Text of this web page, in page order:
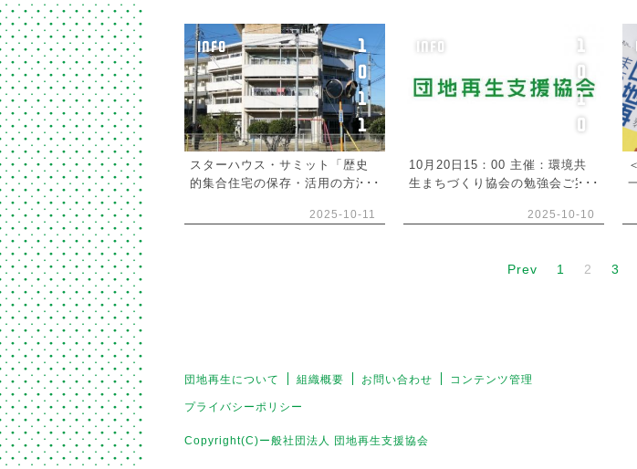
INFO
1
0
1
1
スターハウス・サミット「歴史
的集合住宅の保存・活用の方法
2025-10-11
INFO
1
0
1
0
10月20日15：00 主催：環境共
生まちづくり協会の勉強会ご案
2025-10-10
Prev 1 2 3
団地再生について 組織概要 お問い合わせ コンテンツ管理
プライバシーポリシー
Copyright(C)ー般社団法人 団地再生支援協会